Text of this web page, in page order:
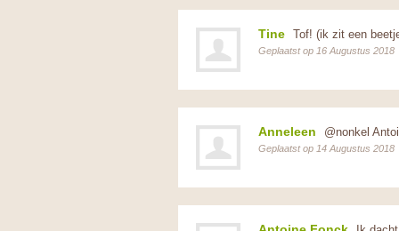
Tine Tof! (ik zit een
Geplaatst op 16 Augustus 2018
Anneleen @nonkel
Geplaatst op 14 Augustus 2018